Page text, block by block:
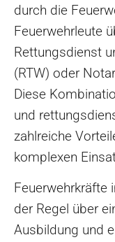
durch die
Feuerwehrleute
Rettungsdienst
(RTW) oder
Diese
und
zahlreiche
komplexen
Feuerwehrkräfte
der Regel über
Ausbildung und